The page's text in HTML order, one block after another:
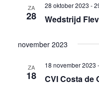
ZA
28 Wedstrijd
28 oktober 2023 -
november 2023
ZA
18 CVI Costa de
18 november 2023 -